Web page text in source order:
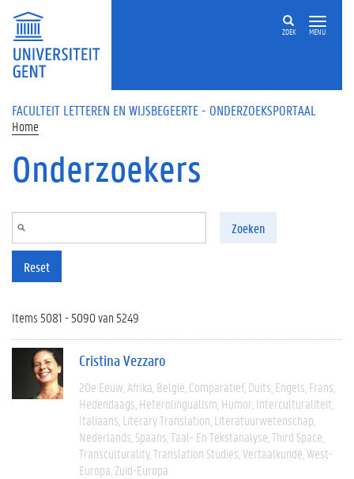
Overslaan en naar de inhoud gaan
ZOEK MENU
FACULTEIT LETTEREN EN WIJSBEGEERTE - ONDERZOEKSPORTAAL
Home
Onderzoekers
Zoeken
Reset
Items 5081 - 5090 van 5249
Cristina Vezzaro
20e Eeuw Afrika België Comparatief Duits Engels Frans
Hedendaags Heterolingualism Humor Interculturaliteit
Italiaans Literary Translation Literatuurwetenschap
Nederlands Spaans Taal- En Tekstanalyse Third Space
Transculturality Translation Studies Vertaalkunde West-
Europa Zuid-Europa